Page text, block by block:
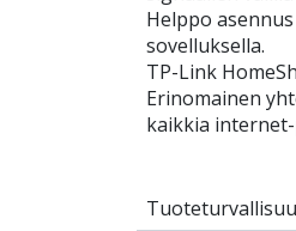
Helppo
sovelluksella.
TP-Link
Erinomainen
kaikkia